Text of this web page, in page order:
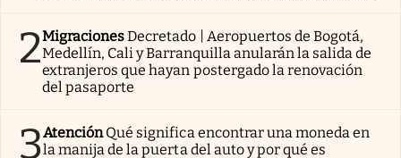
2MigracionesDecretado | Aeropuertos de Bogotá,
Medellín, Cali y Barranquilla anularán la salida de
extranjeros que hayan postergado la renovación
del pasaporte
3AtenciónQué significa encontrar una moneda en
la manija de la puerta del auto y por qué es